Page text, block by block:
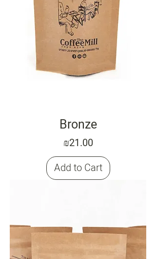
Bronze
Price
₪21.00
Add to Cart